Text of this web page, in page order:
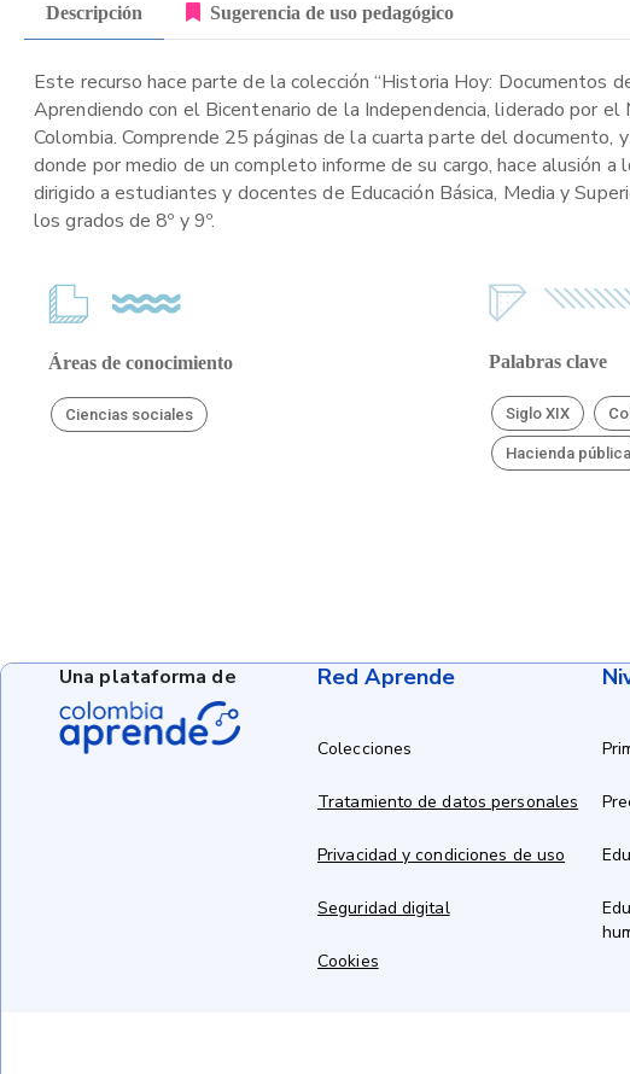
Descripción Sugerencia de uso pedagógico
Este recurso hace parte de la colección “Historia Hoy: Documentos
Aprendiendo con el Bicentenario de la Independencia, liderado por
Colombia. Comprende 25 páginas de la cuarta parte del documento,
donde por medio de un completo informe de su cargo, hace
dirigido a estudiantes y docentes de Educación Básica, Media y
los grados de 8º y 9º.
Áreas de conocimiento
Ciencias sociales
Palabras clave
Siglo XIX
Hacienda pública
Red Aprende
Colecciones
Tratamiento de datos personales
Privacidad y condiciones de uso
Seguridad digital
Cookies
Una plataforma de